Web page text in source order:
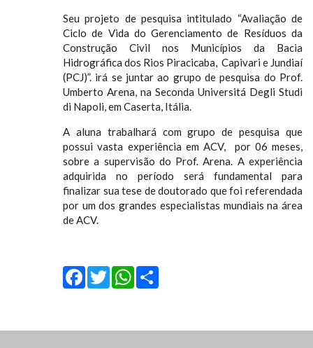
Seu projeto de pesquisa intitulado “Avaliação de
Ciclo de Vida do Gerenciamento de Resíduos da
Construção Civil nos Municípios da Bacia
Hidrográfica dos Rios Piracicaba, Capivari e Jundiaí
(PCJ)”. irá se juntar ao grupo de pesquisa do Prof.
Umberto Arena, na Seconda Universitá Degli Studi
di Napoli, em Caserta, Itália.
A aluna trabalhará com grupo de pesquisa que
possui vasta experiência em ACV, por 06 meses,
sobre a supervisão do Prof. Arena. A experiência
adquirida no período será fundamental para
finalizar sua tese de doutorado que foi referendada
por um dos grandes especialistas mundiais na área
de ACV.
Facebook
Twitter
WhatsApp